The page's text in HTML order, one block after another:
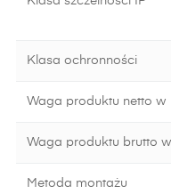
Klasa ochronności
Waga produktu netto w
Waga produktu brutto
Metoda montażu